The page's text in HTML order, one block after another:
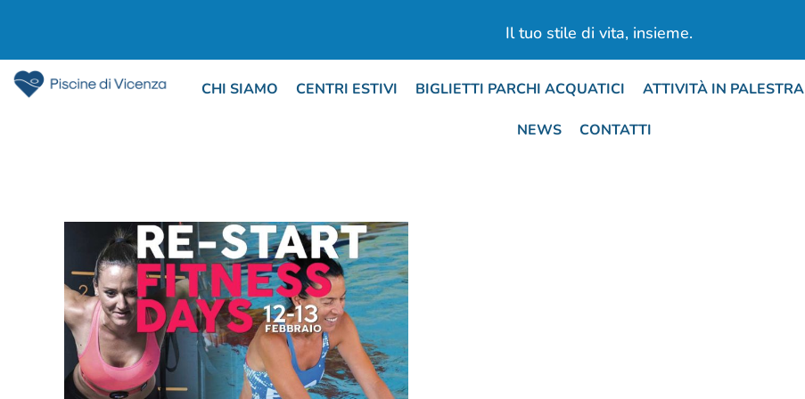
Il tuo stile di vita, insieme.​
CHI SIAMO CENTRI ESTIVI BIGLIETTI PARCHI ACQUATICI ATTIVITÀ IN PALESTRA
NEWS CONTATTI